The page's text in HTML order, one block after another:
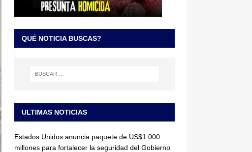
QUÉ NOTICIA BUSCAS?
ULTIMAS NOTICIAS
Estados Unidos anuncia paquete de US$1.000
millones para fortalecer la seguridad del Gobierno